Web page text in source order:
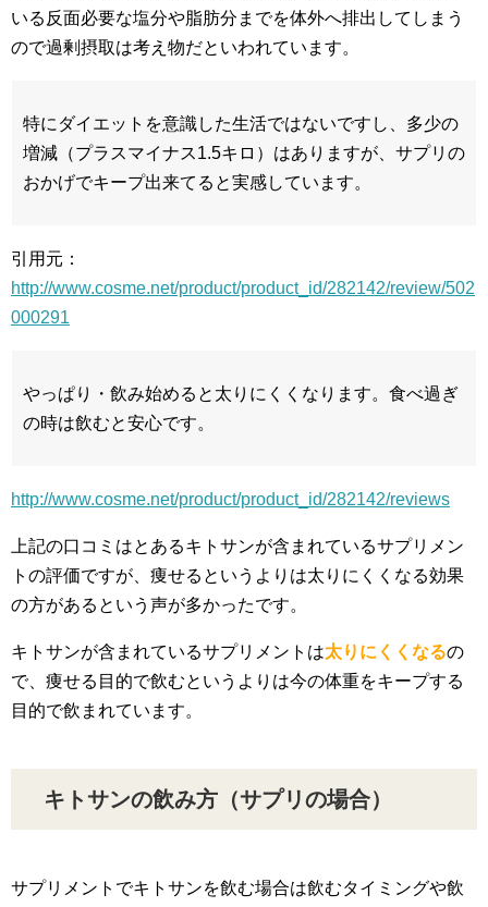
いる反面必要な塩分や脂肪分までを体外へ排出してしまう
ので過剰摂取は考え物だといわれています。
特にダイエットを意識した生活ではないですし、多少の
増減（プラスマイナス1.5キロ）はありますが、サプリの
おかげでキープ出来てると実感しています。
引用元：
http://www.cosme.net/product/product_id/282142/review/502
000291
やっぱり・飲み始めると太りにくくなります。食べ過ぎ
の時は飲むと安心です。
http://www.cosme.net/product/product_id/282142/reviews
上記の口コミはとあるキトサンが含まれているサプリメン
トの評価ですが、痩せるというよりは太りにくくなる効果
の方があるという声が多かったです。
キトサンが含まれているサプリメントは太りにくくなるの
で、痩せる目的で飲むというよりは今の体重をキープする
目的で飲まれています。
キトサンの飲み方（サプリの場合）
サプリメントでキトサンを飲む場合は飲むタイミングや飲